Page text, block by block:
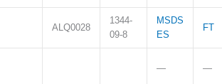
ALQ0028
1344-
09-8
MSDS
ES
FT
— —